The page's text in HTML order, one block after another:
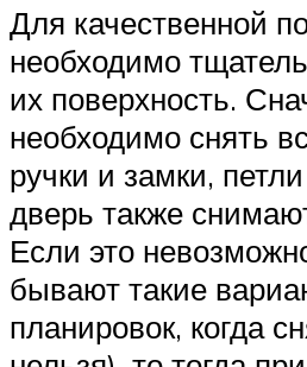
Для качественной
необходимо
их поверхность.
необходимо снять
ручки и замки,
дверь также
Если это
бывают такие
планировок, когда